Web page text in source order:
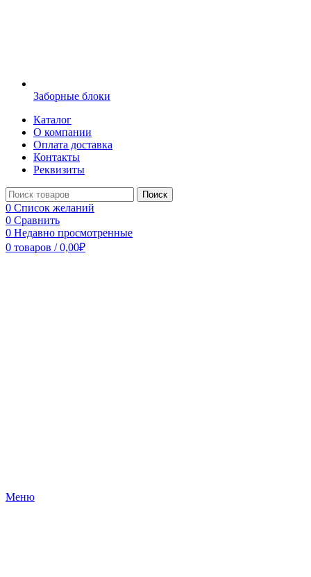
Заборные блоки
Каталог
О компании
Оплата доставка
Контакты
Реквизиты
Поиск
0 Список желаний
0 Сравнить
0 Недавно просмотренные
0 товаров / 0,00₽
Меню